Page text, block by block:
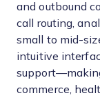
and outbound
call routing,
small to mid-
intuitive
commerce,